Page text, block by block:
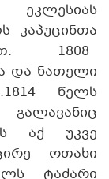
კაპუცინთა
1808
და ნათელი
წელს
აქ უკვე
ოთახი
ტაძარი